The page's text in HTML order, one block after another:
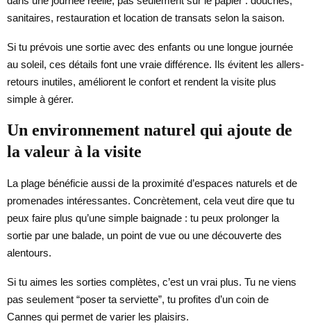
sanitaires, restauration et location de transats selon la saison.
Si tu prévois une sortie avec des enfants ou une longue journée
au soleil, ces détails font une vraie différence. Ils évitent les allers-
retours inutiles, améliorent le confort et rendent la visite plus
simple à gérer.
Un environnement naturel qui ajoute de
la valeur à la visite
La plage bénéficie aussi de la proximité d’espaces naturels et de
promenades intéressantes. Concrètement, cela veut dire que tu
peux faire plus qu’une simple baignade : tu peux prolonger la
sortie par une balade, un point de vue ou une découverte des
alentours.
Si tu aimes les sorties complètes, c’est un vrai plus. Tu ne viens
pas seulement “poser ta serviette”, tu profites d’un coin de
Cannes qui permet de varier les plaisirs.